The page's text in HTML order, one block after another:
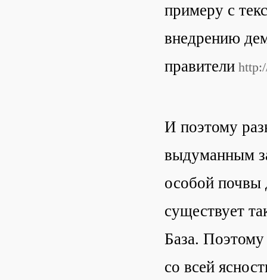
примеру с
внедрению
правители
И поэтому
выдуманным
особой почвы
существует
База.
со всей